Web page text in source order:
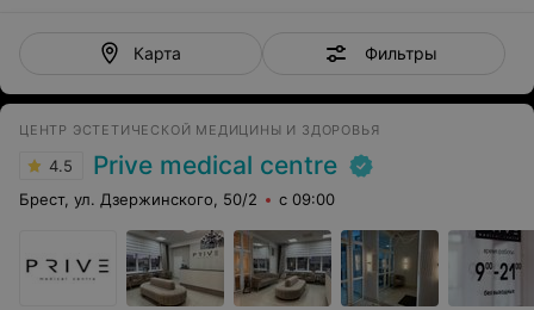
Карта Фильтры
ЦЕНТР ЭСТЕТИЧЕСКОЙ МЕДИЦИНЫ И ЗДОРОВЬЯ
4.5 Prive medical centre
Брест, ул. Дзержинского, 50/2 с 09:00